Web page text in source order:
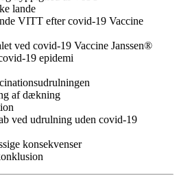
lande
VITT efter covid-19 Vaccine
ved covid-19 Vaccine Janssen®
19 epidemi
af dækning
ved udrulning uden covid-19
konsekvenser